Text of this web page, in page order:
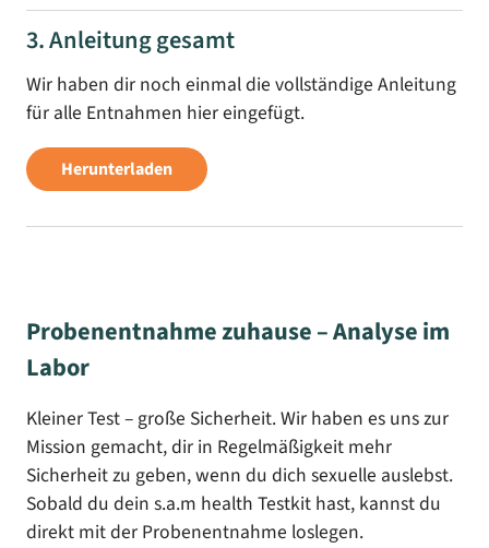
3. Anleitung gesamt
Wir haben dir noch einmal die vollständige Anleitung
für alle Entnahmen hier eingefügt.
Herunterladen
Probenentnahme zuhause – Analyse im
Labor
Kleiner Test – große Sicherheit. Wir haben es uns zur
Mission gemacht, dir in Regelmäßigkeit mehr
Sicherheit zu geben, wenn du dich sexuelle auslebst.
Sobald du dein s.a.m health Testkit hast, kannst du
direkt mit der Probenentnahme loslegen.